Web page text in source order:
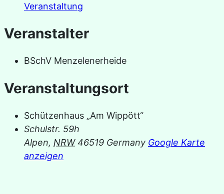
Veranstaltung
Veranstalter
BSchV Menzelenerheide
Veranstaltungsort
Schützenhaus „Am Wippött“
Schulstr. 59h
Alpen, NRW 46519 Germany Google Karte
anzeigen